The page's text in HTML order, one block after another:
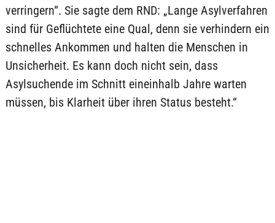
verringern“. Sie sagte dem RND: „Lange Asylverfahren
sind für Geflüchtete eine Qual, denn sie verhindern ein
schnelles Ankommen und halten die Menschen in
Unsicherheit. Es kann doch nicht sein, dass
Asylsuchende im Schnitt eineinhalb Jahre warten
müssen, bis Klarheit über ihren Status besteht.“